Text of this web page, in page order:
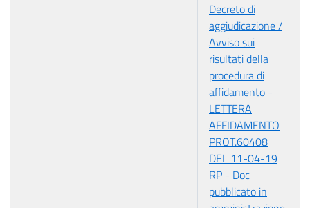
Decreto di
aggiudicazione /
Avviso sui
risultati della
procedura di
affidamento -
LETTERA
AFFIDAMENTO
PROT.60408
DEL 11-04-19
RP - Doc
pubblicato in